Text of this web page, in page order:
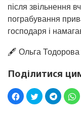
після звільнення
пограбування
господаря і
🖋️ Ольга
Поділитися